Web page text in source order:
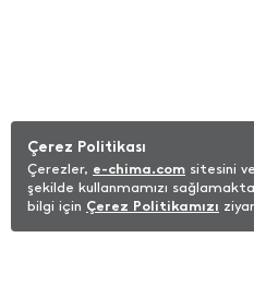
Çerez Politikası
Çerezler, e-chima.com sitesini
şekilde kullanmamızı
bilgi için Çerez Politikamızı